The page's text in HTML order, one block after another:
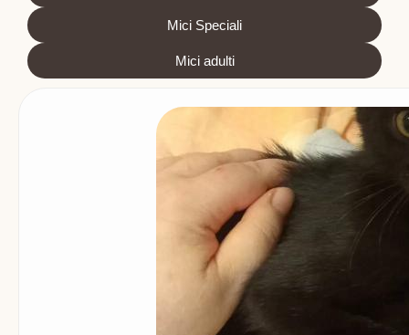
Mici Speciali
Mici adulti